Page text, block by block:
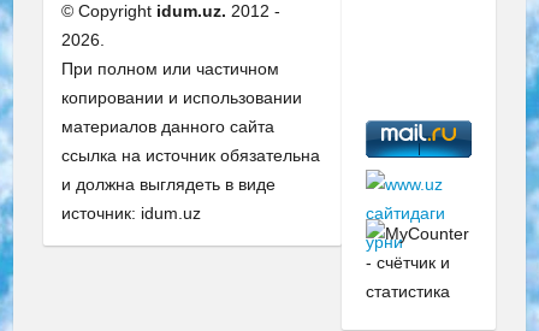
© Copyright idum.uz. 2012 -
2026.
При полном или частичном
копировании и использовании
материалов данного сайта
ссылка на источник обязательна
и должна выглядеть в виде
источник: idum.uz